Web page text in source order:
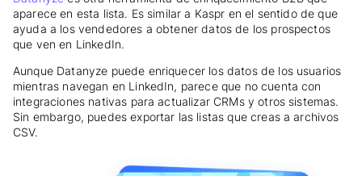
aparece en esta lista. Es similar a Kaspr en el sentido de que
ayuda a los vendedores a obtener datos de los prospectos
que ven en LinkedIn.
Aunque Datanyze puede enriquecer los datos de los usuarios
mientras navegan en LinkedIn, parece que no cuenta con
integraciones nativas para actualizar CRMs y otros sistemas.
Sin embargo, puedes exportar las listas que creas a archivos
CSV.